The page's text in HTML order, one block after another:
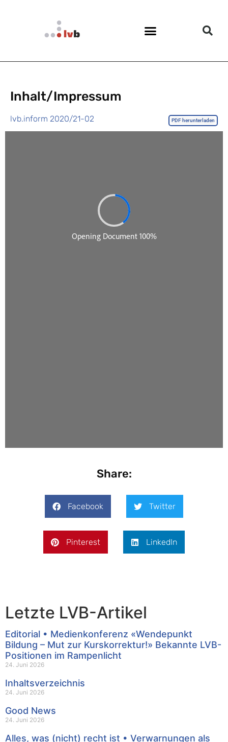
Inhalt/Impressum
lvb.inform 2020/21-02 PDF herunterladen
Share:
Facebook Twitter
Pinterest LinkedIn
Letzte LVB-Artikel
Editorial • Medienkonferenz «Wendepunkt
Bildung – Mut zur Kurskorrektur!» Bekannte LVB-
Positionen im Rampenlicht
24. Juni 2026
Inhaltsverzeichnis
24. Juni 2026
Good News
24. Juni 2026
Alles, was (nicht) recht ist • Verwarnungen als